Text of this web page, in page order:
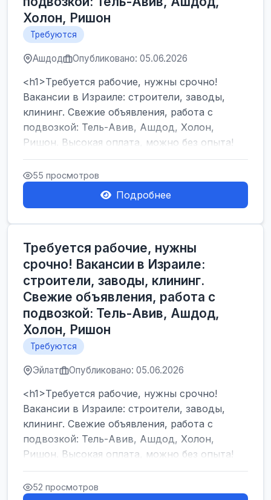
Холон, Ришон
Требуются
Ашдод Опубликовано: 05.06.2026
<h1>Требуется рабочие, нужны срочно!
Вакансии в Израиле: строители, заводы,
клининг. Свежие объявления, работа с
подвозкой: Тель-Авив, Ашдод, Холон,
Ришон. Высокая оплата, можно без опыта!
</h1><br />
... 55 просмотров
Подробнее
Требуется рабочие, нужны
срочно! Вакансии в Израиле:
строители, заводы, клининг.
Свежие объявления, работа с
подвозкой: Тель-Авив, Ашдод,
Холон, Ришон
Требуются
Эйлат Опубликовано: 05.06.2026
<h1>Требуется рабочие, нужны срочно!
Вакансии в Израиле: строители, заводы,
клининг. Свежие объявления, работа с
подвозкой: Тель-Авив, Ашдод, Холон,
Ришон. Высокая оплата, можно без опыта!
</h1><br />
... 52 просмотров